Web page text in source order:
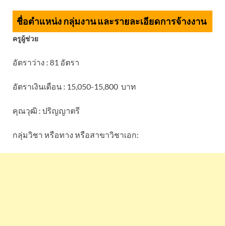
ชื่อตำแหน่ง กลุ่มงาน และรายละเอียดการจ้างงาน
ครูผู้ช่วย
อัตราว่าง : 81 อัตรา
อัตราเงินเดือน : 15,050-15,800 บาท
คุณวุฒิ : ปริญญาตรี
กลุ่มวิชา หรือทาง หรือสาขาวิชาเอก: